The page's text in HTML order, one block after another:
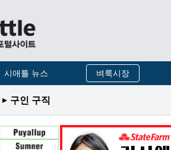
시애틀 뉴스 벼룩시장
▸ 구인 구직